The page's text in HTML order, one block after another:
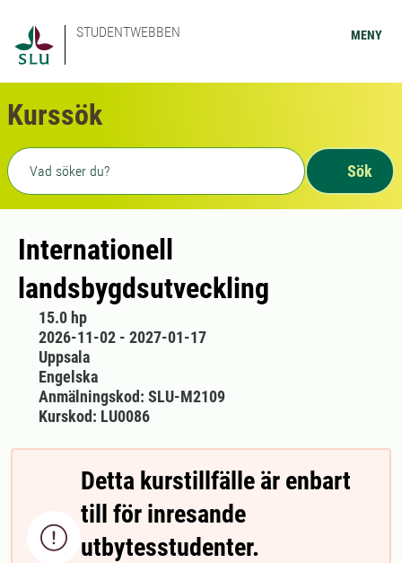
STUDENTWEBBEN MENY
Kurssök
Fritext sökning
Sök
Internationell
landsbygdsutveckling
15.0 hp
2026-11-02 - 2027-01-17
Uppsala
Engelska
Anmälningskod: SLU-M2109
Kurskod: LU0086

Detta kurstillfälle är enbart
till för inresande
utbytesstudenter.